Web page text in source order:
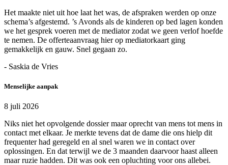
Het maakte niet uit hoe laat het was, de afspraken werden op onze
schema’s afgestemd. ’s Avonds als de kinderen op bed lagen konden
we het gesprek voeren met de mediator zodat we geen verlof hoefde
te nemen. De offerteaanvraag hier op mediatorkaart ging
gemakkelijk en gauw. Snel gegaan zo.
- Saskia de Vries
Menselijke aanpak
8 juli 2026
Niks niet het opvolgende dossier maar oprecht van mens tot mens in
contact met elkaar. Je merkte tevens dat de dame die ons hielp dit
frequenter had geregeld en al snel waren we in contact over
oplossingen. En dat terwijl we de 3 maanden daarvoor haast alleen
maar ruzie hadden. Dit was ook een opluchting voor ons allebei.